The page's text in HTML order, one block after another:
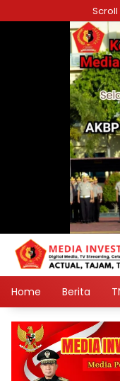
ke
Scroll
Home Berita